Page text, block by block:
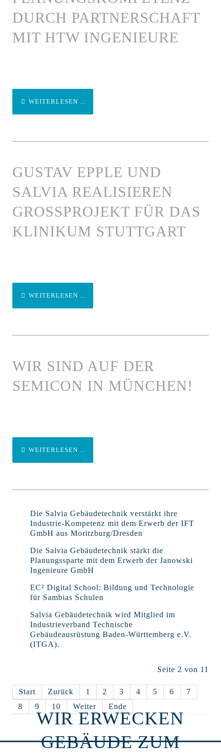
DURCH PARTNERSCHAFT
MIT HTW INGENIEURE
WEITERLESEN ...
GUSTAV EPPLE UND
SALVIA REALISIEREN
GROSSPROJEKT FÜR DAS K
LINIKUM STUTTGART
WEITERLESEN ...
WIR SIND AUF DER
SEMICON IN MÜNCHEN!
WEITERLESEN ...
Die Salvia Gebäudetechnik verstärkt ihre
Industrie-Kompetenz mit dem Erwerb der IFT
GmbH aus Moritzburg/Dresden
Die Salvia Gebäudetechnik stärkt die
Planungssparte mit dem Erwerb der Janowski
Ingenieure GmbH
EC² Digital School: Bildung und Technologie
für Sambias Schulen
Salvia Gebäudetechnik wird Mitglied im
Industrieverband Technische
Gebäudeausrüstung Baden-Württemberg e.V.
(ITGA).
Seite 2 von 11
Start Zurück 1 2 3 4 5 6
7
8
9 10 Weiter Ende
WIR ERWECKEN
GEBÄUDE ZUM